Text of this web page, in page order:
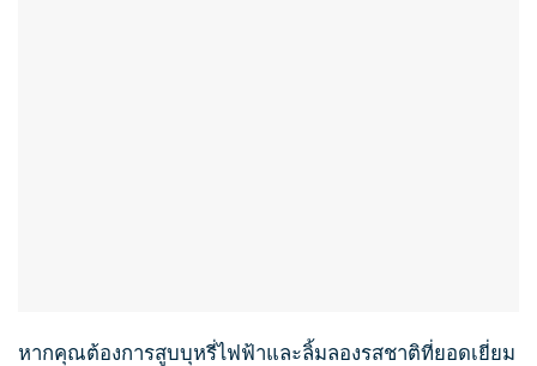
หากคุณต้องการสูบบุหรี่ไฟฟ้าและลิ้มลองรสชาติที่ยอดเยี่ยม